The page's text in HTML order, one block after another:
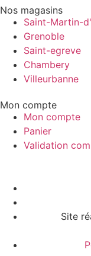
Nos magasins
Saint-Martin-
Grenoble
Saint-egreve
Chambery
Villeurbanne
Mon compte
Mon compte
Panier
Validation
Site